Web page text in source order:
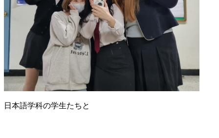
日本語学科の学生たちと